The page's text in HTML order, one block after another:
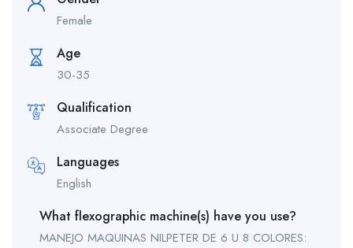
Female
Age
30-35
Qualification
Associate Degree
Languages
English
What flexographic machine(s) have you use?
MANEJO MAQUINAS NILPETER DE 6 U 8 COLORES: